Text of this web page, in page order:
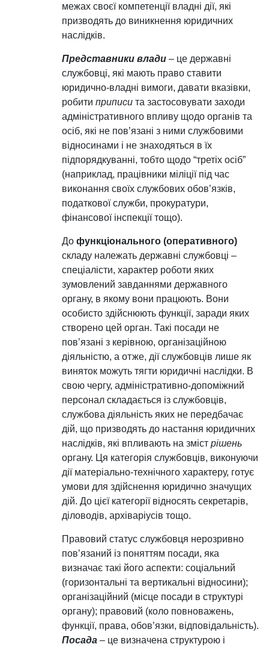
межах своєї компетенції владні дії, які
призводять до виникнення юридичних
наслідків.
Представники влади – це державні
службовці, які мають право ставити
юридично-владні вимоги, давати вказівки,
робити приписи та застосовувати заходи
адміністративного впливу щодо органів та
осіб, які не пов’язані з ними службовими
відносинами і не знаходяться в їх
підпорядкуванні, тобто щодо “третіх осіб”
(наприклад, працівники міліції під час
виконання своїх службових обов’язків,
податкової служби, прокуратури,
фінансової інспекції тощо).
До функціонального (оперативного)
складу належать державні службовці –
спеціалісти, характер роботи яких
зумовлений завданнями державного
органу, в якому вони працюють. Вони
особисто здійснюють функції, заради яких
створено цей орган. Такі посади не
пов’язані з керівною, організаційною
діяльністю, а отже, дії службовців лише як
виняток можуть тягти юридичні наслідки. В
свою чергу, адміністративно-допоміжний
персонал складається із службовців,
службова діяльність яких не передбачає
дій, що призводять до настання юридичних
наслідків, які впливають на зміст рішень
органу. Ця категорія службовців, виконуючи
дії матеріально-технічного характеру, готує
умови для здійснення юридично значущих
дій. До цієї категорії відносять секретарів,
діловодів, архіваріусів тощо.
Правовий статус службовця нерозривно
пов’язаний із поняттям посади, яка
визначає такі його аспекти: соціальний
(горизонтальні та вертикальні відносини);
організаційний (місце посади в структурі
органу); правовий (коло повноважень,
функції, права, обов’язки, відповідальність).
Посада – це визначена структурою і